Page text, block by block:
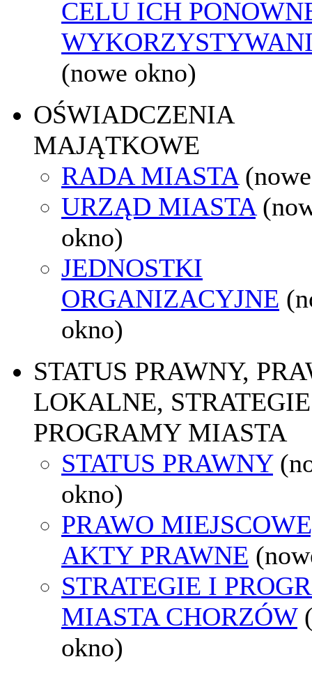
CELU ICH
(nowe okno)
OŚWIADCZENIA
MAJĄTKOWE
RADA MIASTA
URZĄD MIASTA
okno)
JEDNOSTKI
ORGANIZACYJNE
okno)
STATUS PRAWNY,
LOKALNE,
PROGRAMY MIASTA
STATUS PRAWNY
okno)
PRAWO
AKTY PRAWNE
STRATEGIE I
MIASTA CHORZÓW
okno)